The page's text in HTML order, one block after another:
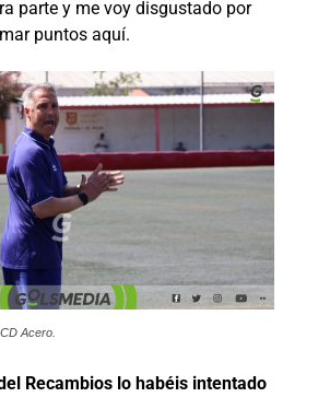
parte y me voy disgustado por
puntos aquí.
Acero.
Recambios lo habéis intentado